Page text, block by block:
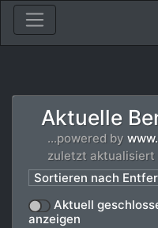
Aktuelle
...powered by
zuletzt aktualisiert
Sortieren nach
Aktuell
anzeigen